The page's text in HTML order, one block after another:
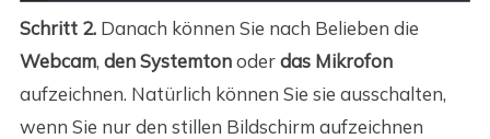
Schritt 2.Danach können Sie nach Belieben die
Webcam, den Systemtonoderdas Mikrofon
aufzeichnen. Natürlich können Sie sie ausschalten,
wenn Sie nur den stillen Bildschirm aufzeichnen